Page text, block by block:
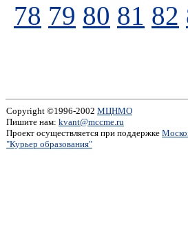
78 79 80 81 82
Copyright ©1996-2002 МЦНМО
Пишите нам: kvant@mccme.ru
Проект осуществляется при поддержке
"Курьер образования"